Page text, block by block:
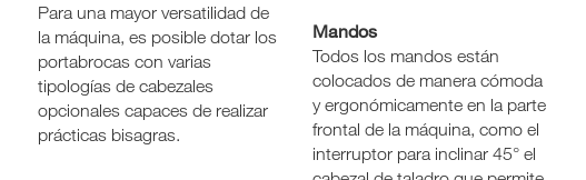
Para una mayor versatilidad de
la máquina, es posible dotar los
portabrocas con varias
tipologías de cabezales
opcionales capaces de realizar
prácticas bisagras.
Mandos
Todos los mandos están
colocados de manera cómoda
y ergonómicamente en la parte
frontal de la máquina, como el
interruptor para inclinar 45° el